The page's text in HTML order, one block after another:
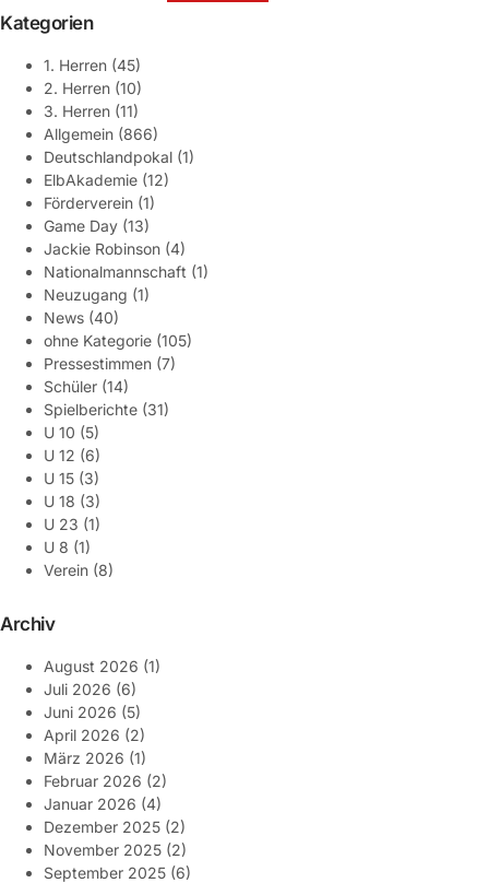
Kategorien
1. Herren (45)
2. Herren (10)
3. Herren (11)
Allgemein (866)
Deutschlandpokal (1)
ElbAkademie (12)
Förderverein (1)
Game Day (13)
Jackie Robinson (4)
Nationalmannschaft (1)
Neuzugang (1)
News (40)
ohne Kategorie (105)
Pressestimmen (7)
Schüler (14)
Spielberichte (31)
U 10 (5)
U 12 (6)
U 15 (3)
U 18 (3)
U 23 (1)
U 8 (1)
Verein (8)
Archiv
August 2026 (1)
Juli 2026 (6)
Juni 2026 (5)
April 2026 (2)
März 2026 (1)
Februar 2026 (2)
Januar 2026 (4)
Dezember 2025 (2)
November 2025 (2)
September 2025 (6)